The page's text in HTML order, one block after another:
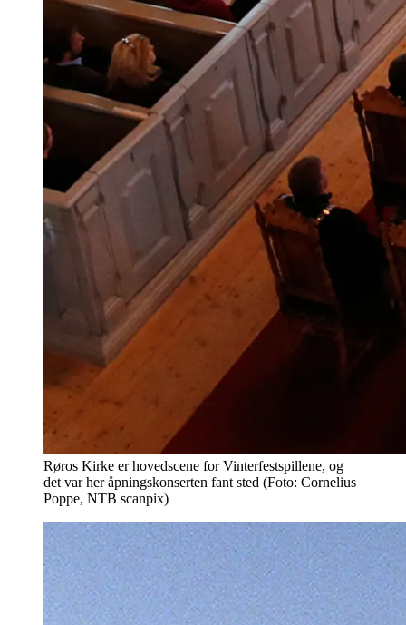
Røros Kirke er hovedscene for Vinterfestspillene, og
det var her åpningskonserten fant sted (Foto: Cornelius
Poppe, NTB scanpix)